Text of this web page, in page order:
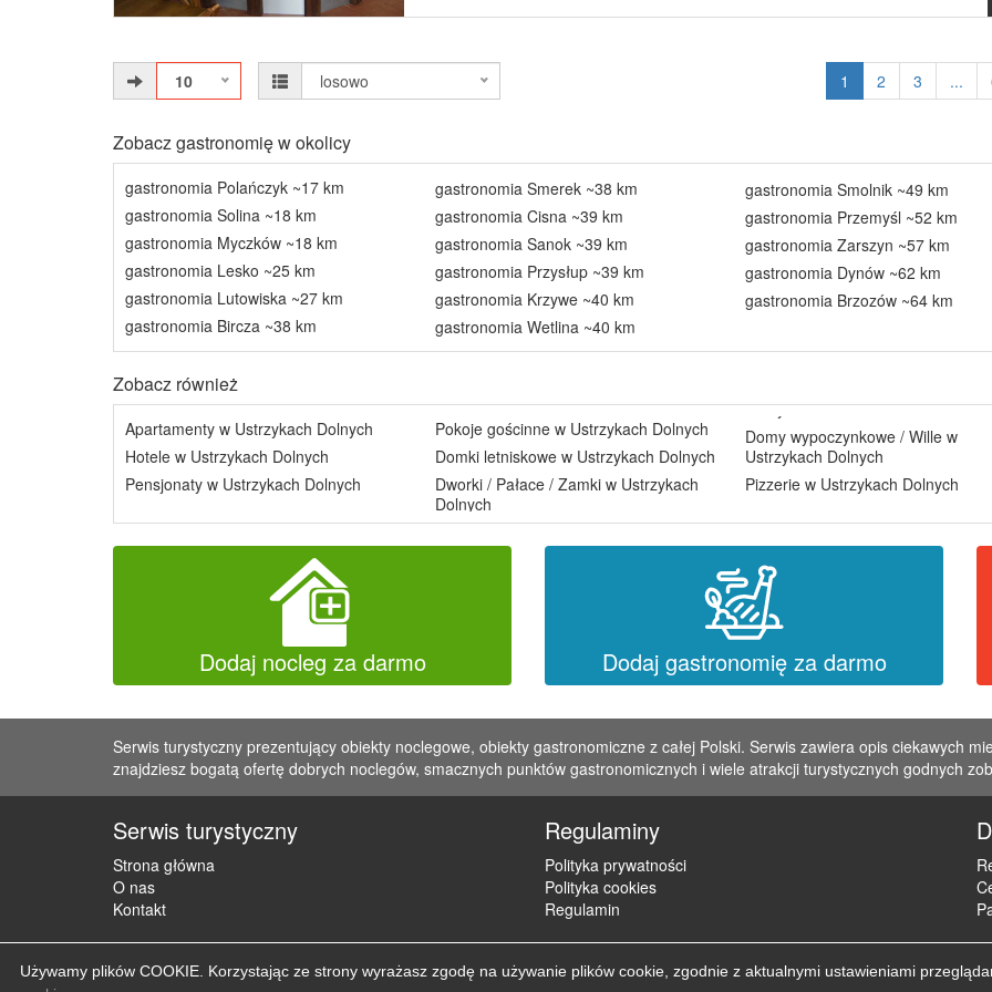
10 losowo 1 2 3 ...
Zobacz gastronomię w okolicy
gastronomia Polańczyk ~17 km
gastronomia Solina ~18 km
gastronomia Myczków ~18 km
gastronomia Lesko ~25 km
gastronomia Lutowiska ~27 km
gastronomia Bircza ~38 km
gastronomia Smerek ~38 km
gastronomia Cisna ~39 km
gastronomia Sanok ~39 km
gastronomia Przysłup ~39 km
gastronomia Krzywe ~40 km
gastronomia Wetlina ~40 km
gastronomia Smolnik ~49 km
gastronomia Przemyśl ~52 km
gastronomia Zarszyn ~57 km
gastronomia Dynów ~62 km
gastronomia Brzozów ~64 km
Zobacz również
Apartamenty w Ustrzykach Dolnych
Hotele w Ustrzykach Dolnych
Pensjonaty w Ustrzykach Dolnych
Pokoje gościnne w Ustrzykach Dolnych
Domki letniskowe w Ustrzykach Dolnych
Dworki / Pałace / Zamki w Ustrzykach
Dolnych
Domy wypoczynkowe / Wille w
Ustrzykach Dolnych
Pizzerie w Ustrzykach Dolnych
Dodaj nocleg za darmo Dodaj gastronomię za darmo
Serwis turystyczny prezentujący obiekty noclegowe, obiekty gastronomiczne z całej Polski. Serwis zawiera opis ciekawych
znajdziesz bogatą ofertę dobrych noclegów, smacznych punktów gastronomicznych i wiele atrakcji turystycznych godnych
Serwis turystyczny
Strona główna
O nas
Kontakt
Regulaminy
Polityka prywatności
Polityka cookies
Regulamin
Copyright © 2012 - 2026 ZaklepNocleg.pl. Wszystkie prawa
Używamy plików COOKIE. Korzystając ze strony wyrażasz zgodę na używanie plików cookie, zgodnie z aktualnymi ustawieniami